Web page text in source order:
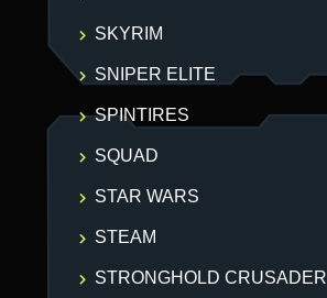
SKYRIM
SNIPER ELITE
SPINTIRES
SQUAD
STAR WARS
STEAM
STRONGHOLD CRUSADER